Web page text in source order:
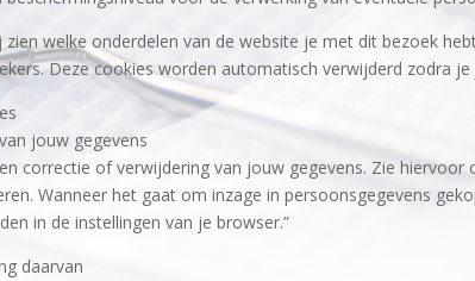
welke onderdelen van de website je met dit bezoek
Deze cookies worden automatisch verwijderd zodra
jouw gegevens
correctie of verwijdering van jouw gegevens. Zie
Wanneer het gaat om inzage in persoonsgegevens
in de instellingen van je browser.”
daarvan